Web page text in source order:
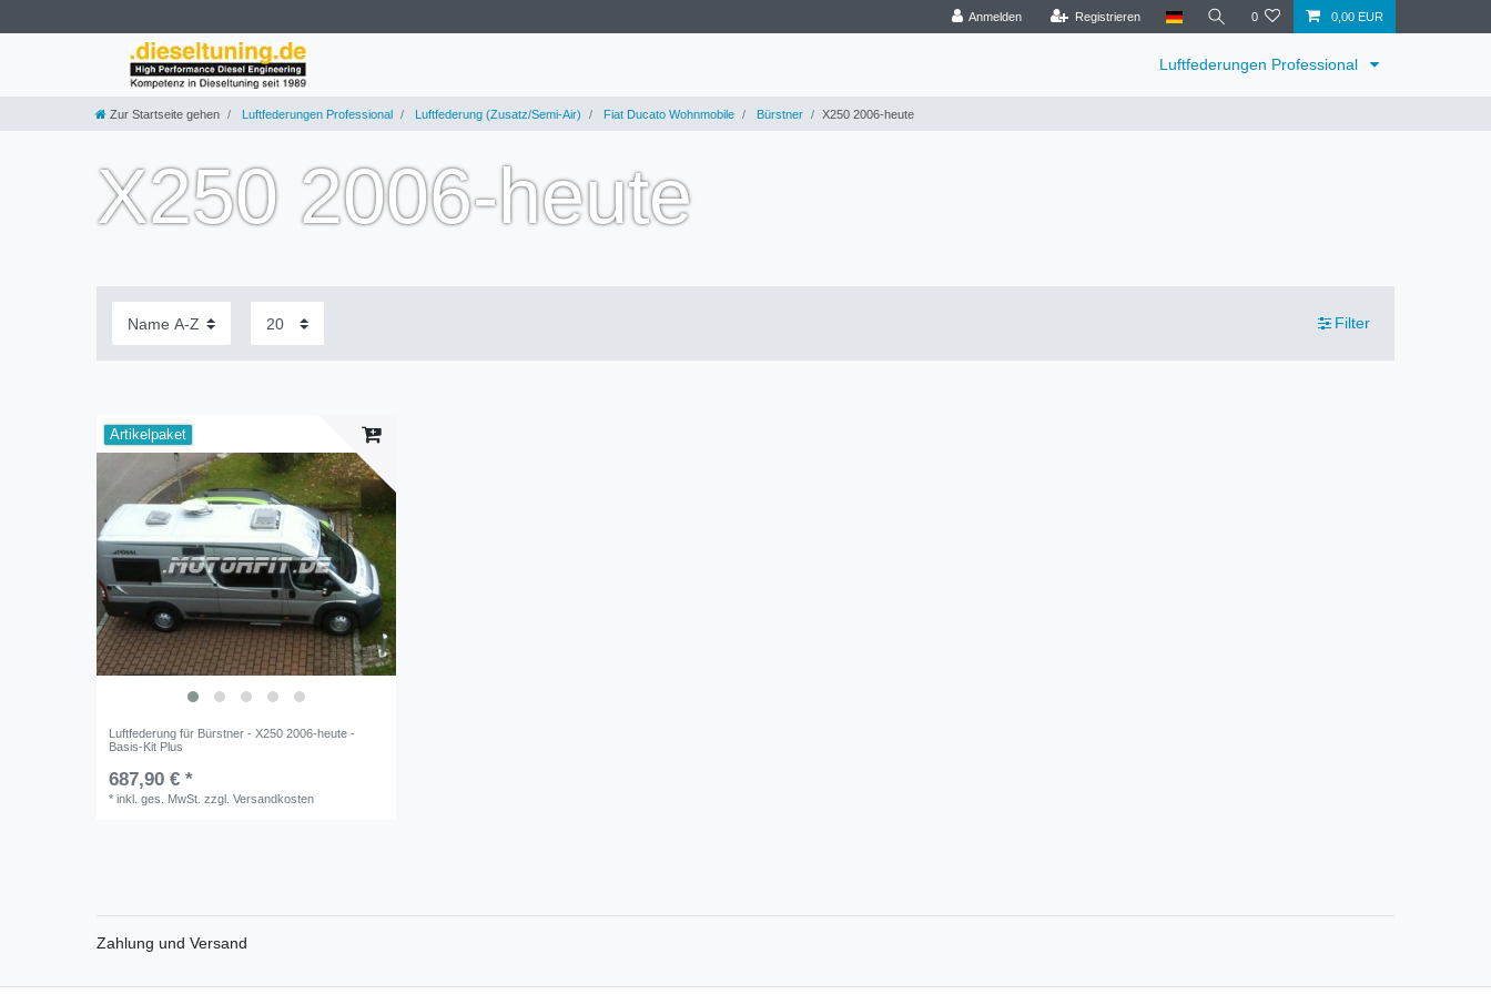
Anmelden Registrieren 0 0,00 EUR
Luftfederungen Professional
Zur Startseite gehen Luftfederungen Professional Luftfederung (Zusatz/Semi-Air) Fiat Ducato Wohnmobile Bürstner X250 2006-heute
X250 2006-heute
Filter
Artikelpaket
Luftfederung für Bürstner - X250 2006-heute -
Basis-Kit Plus
687,90 € *
*inkl. ges. MwSt. zzgl.Versandkosten
Zahlung und Versand